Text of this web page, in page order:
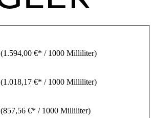
(1.594,00 €* / 1000 Milliliter)
(1.018,17 €* / 1000 Milliliter)
(857,56 €* / 1000 Milliliter)